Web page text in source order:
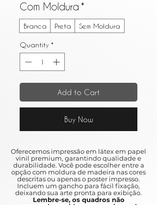
Com Moldura *
Branca Preta Sem Moldura
Quantity *
Add to Cart
Buy Now
Oferecemos impressão em látex em papel
vinil premium, garantindo qualidade e
durabilidade. Você pode escolher entre a
opção com moldura de madeira nas cores
descritas ou apenas o poster impresso.
Incluem um gancho para fácil fixação,
deixando sua arte pronta para exibição.
Lembre-se, os quadros não